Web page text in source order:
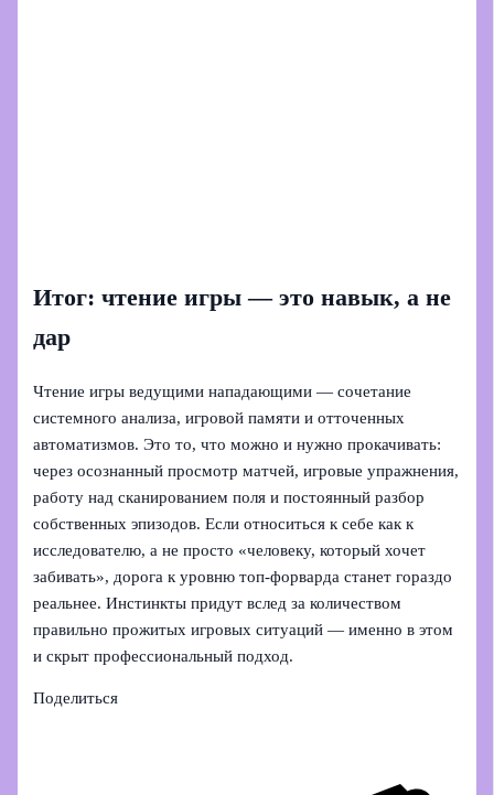
Итог: чтение игры — это навык, а не
дар
Чтение игры ведущими нападающими — сочетание
системного анализа, игровой памяти и отточенных
автоматизмов. Это то, что можно и нужно прокачивать:
через осознанный просмотр матчей, игровые упражнения,
работу над сканированием поля и постоянный разбор
собственных эпизодов. Если относиться к себе как к
исследователю, а не просто «человеку, который хочет
забивать», дорога к уровню топ-форварда станет гораздо
реальнее. Инстинкты придут вслед за количеством
правильно прожитых игровых ситуаций — именно в этом
и скрыт профессиональный подход.
Поделиться